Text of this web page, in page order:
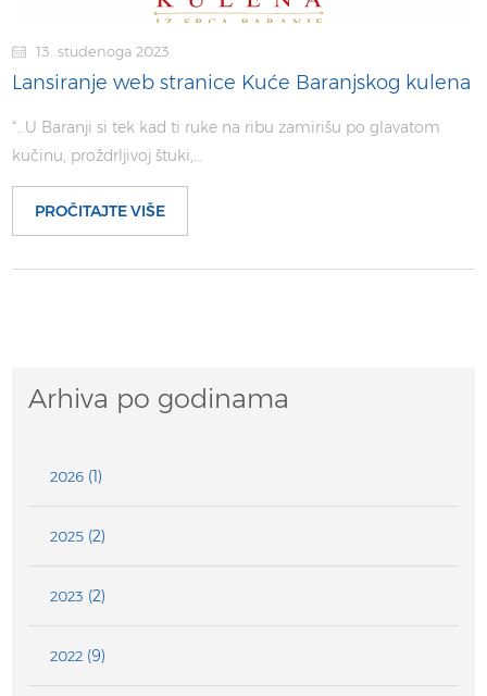
13. studenoga 2023
Lansiranje web stranice Kuće Baranjskog kulena
“…U Baranji si tek kad ti ruke na ribu zamirišu po glavatom
kučinu, proždrljivoj štuki,…
PROČITAJTE VIŠE
Arhiva po godinama
2026(1)
2025(2)
2023 (2)
2022(9)